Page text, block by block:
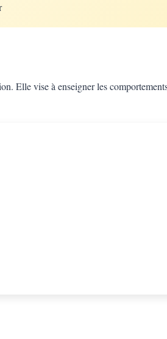
Elle vise à enseigner les